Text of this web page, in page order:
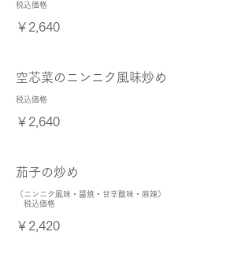
税込価格
￥2,640
空芯菜のニンニク風味炒め
税込価格
￥2,640
茄子の炒め
（ニンニク風味・醤焼・甘辛酸味・麻辣）
税込価格
￥2,420